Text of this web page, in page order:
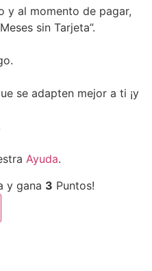
y al momento de pagar,
sin Tarjeta”.
se adapten mejor a ti ¡y
Ayuda.
y gana 3 Puntos!